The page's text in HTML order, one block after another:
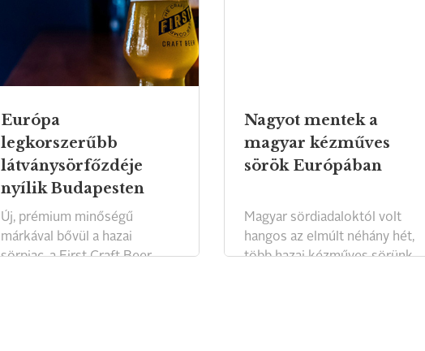
Európa
legkorszerűbb
látványsörfőzdéje
nyílik Budapesten
Új, prémium minőségű
márkával bővül a hazai
sörpiac, a First Craft Beer
Nagyot mentek a
magyar kézműves
sörök Európában
Magyar sördiadaloktól volt
hangos az elmúlt néhány hét,
több hazai kézműves sörünk